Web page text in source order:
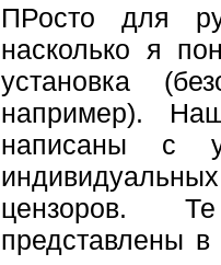
ПРосто для
насколько я
установка
например).
написаны с
цензоров.
представлены в